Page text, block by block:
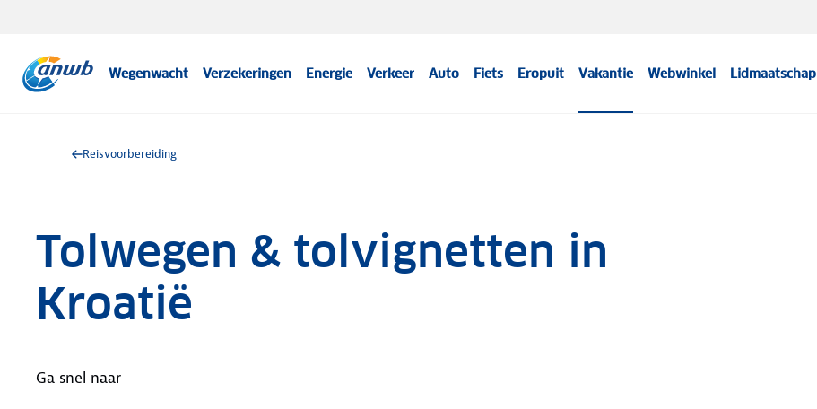
Wegenwacht Verzekeringen Energie Verkeer Auto Fiets Eropuit Vakantie Webwinkel Lidmaatschap
Reisvoorbereiding
Tolwegen & tolvignetten in
Kroatië
Ga snel naar